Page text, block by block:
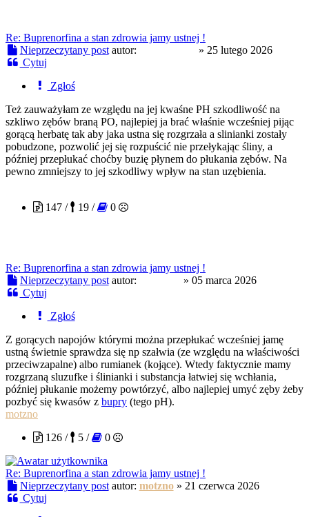
Re: Buprenorfina a stan zdrowia jamy ustnej !
Nieprzeczytany post autor: » 25 lutego 2026
Cytuj
Zgłoś
Też zauważyłam ze względu na jej kwaśne PH szkodliwość na
szkliwo zębów braną PO, najlepiej ja brać właśnie wcześniej pijąc
gorącą herbatę tak aby jaka ustna się rozgrzała a slinianki zostały
pobudzone, pozwolić jej się rozpuścić nie przełykając śliny, a
później przepłukać choćby buzię płynem do płukania zębów. Na
pewno zmniejszy to jej szkodliwy wpływ na stan uzębienia.
147 /
19 / 0
Re: Buprenorfina a stan zdrowia jamy ustnej !
Nieprzeczytany post autor: » 05 marca 2026
Cytuj
Zgłoś
Z gorących napojów którymi można przepłukać wcześniej jamę
ustną świetnie sprawdza się np szałwia (ze względu na właściwości
przeciwzapalne) albo rumianek (kojące). Wtedy faktycznie mamy
rozgrzaną sluzufke i ślinianki i substancja łatwiej się wchłania,
później płukanie możemy powtórzyć, albo najlepiej umyć zęby żeby
pozbyć się kwasów z bupry (tego pH).
motzno
126 /
5 / 0
Re: Buprenorfina a stan zdrowia jamy ustnej !
Nieprzeczytany post autor: motzno» 21 czerwca 2026
Cytuj